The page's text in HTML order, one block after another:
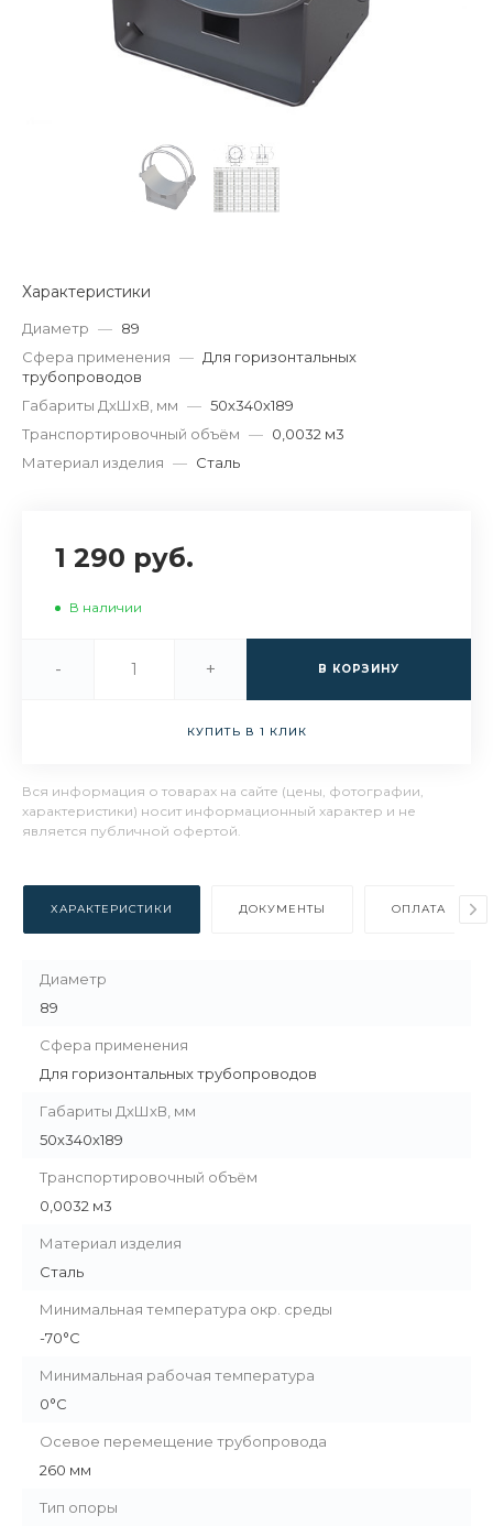
Характеристики
Диаметр — 89
Сфера применения — Для горизонтальных
трубопроводов
Габариты ДхШхВ, мм — 50х340х189
Транспортировочный объём — 0,0032 м3
Материал изделия — Сталь
1 290 руб.
В наличии
- + В КОРЗИНУ
КУПИТЬ В 1 КЛИК
Вся информация о товарах на сайте (цены, фотографии,
характеристики) носит информационный характер и не
является публичной офертой.
ХАРАКТЕРИСТИКИ ДОКУМЕНТЫ ОПЛАТА
Диаметр
89
Сфера применения
Для горизонтальных трубопроводов
Габариты ДхШхВ, мм
50х340х189
Транспортировочный объём
0,0032 м3
Материал изделия
Сталь
Минимальная температура окр. среды
-70°C
Минимальная рабочая температура
0°C
Осевое перемещение трубопровода
260 мм
Тип опоры